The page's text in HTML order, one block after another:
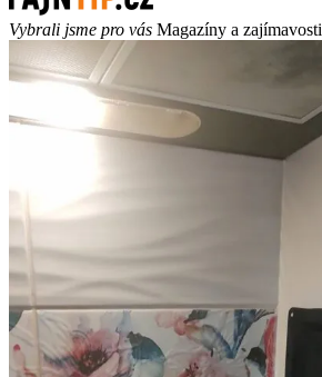
Vybrali jsme pro vás Magazíny a zajímavosti